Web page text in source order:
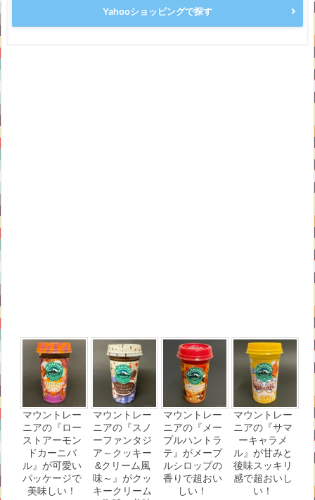
Yahooショッピングで探す
マウントレー
ニアの『ロー
ストアーモン
ドカーニバ
ル』が可愛い
パッケージで
美味しい！
マウントレー
ニアの『スノ
ーファンタジ
ア～クッキー
&クリーム風
味～』がクッ
キークリーム
マウントレー
ニアの『メー
プルハントラ
テ』がメープ
ルシロップの
香りで超おい
しい！
マウントレー
ニアの『サマ
ーキャラメ
ル』が甘みと
後味スッキリ
感で超おいし
い！